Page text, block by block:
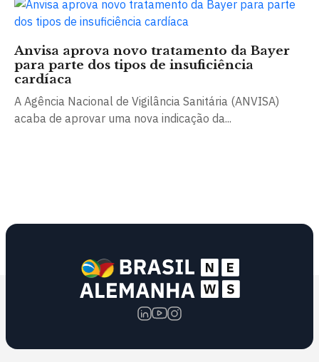
Anvisa aprova novo tratamento da Bayer
para parte dos tipos de insuficiência
cardíaca
A Agência Nacional de Vigilância Sanitária (ANVISA)
acaba de aprovar uma nova indicação da...